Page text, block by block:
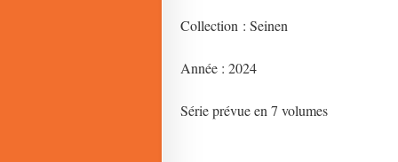
Collection : Seinen
Année : 2024
Série prévue en 7 volumes